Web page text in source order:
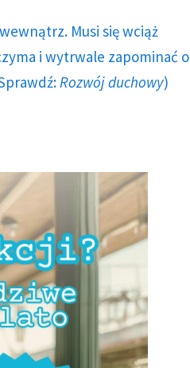
Musi się wciąż
i wytrwale zapominać o
Rozwój duchowy)